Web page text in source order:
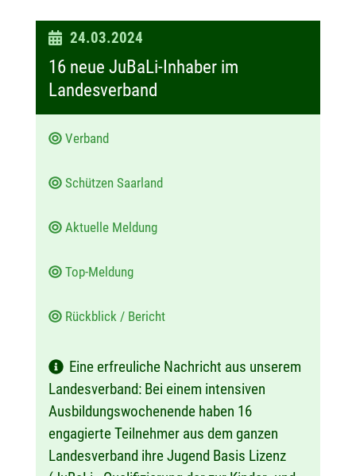
D
a
:
24.03.2024
16 neue JuBaLi-Inhaber im
Landesverband
Verband
Schützen Saarland
Aktuelle Meldung
Top-Meldung
Rückblick / Bericht
Eine erfreuliche Nachricht aus unserem
Landesverband: Bei einem intensiven
Ausbildungswochenende haben 16
engagierte Teilnehmer aus dem ganzen
Landesverband ihre Jugend Basis Lizenz